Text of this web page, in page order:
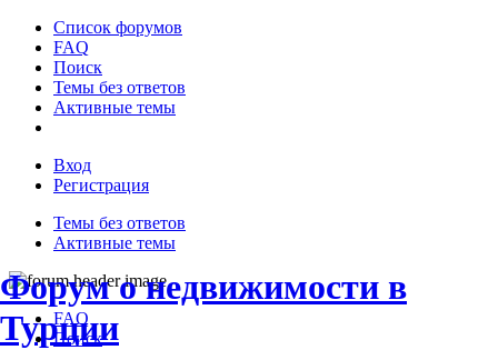
Список форумов
FAQ
Поиск
Темы без ответов
Активные темы
Вход
Регистрация
Темы без ответов
Активные темы
Форум о недвижимости в
Турции
FAQ
Поиск